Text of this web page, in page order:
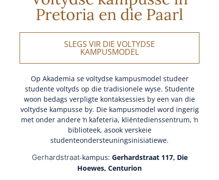
Pretoria en die Paarl
SLEGS VIR DIE VOLTYDSE
KAMPUSMODEL
Op Akademia se voltydse kampusmodel studeer
studente voltyds op die tradisionele wyse. Studente
woon bedags verpligte kontaksessies by een van die
voltydse kampusse by. Die kampusmodel word ingerig
met onder andere ŉ kafeteria, kliëntedienssentrum, ŉ
biblioteek, asook verskeie
studenteondersteuningsinisiatiewe.
Gerhardstraat-kampus: Gerhardstraat 117, Die
Hoewes, Centurion